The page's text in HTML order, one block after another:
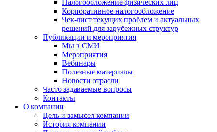
Налогообложение физических лиц
Корпоративное налогообложение
Чек-лист текущих проблем и актуальных
решений для зарубежных структур
Публикации и мероприятия
Мы в СМИ
Мероприятия
Вебинары
Полезные материалы
Новости отрасли
Часто задаваемые вопросы
Контакты
О компании
Цель и замысел компании
История компании